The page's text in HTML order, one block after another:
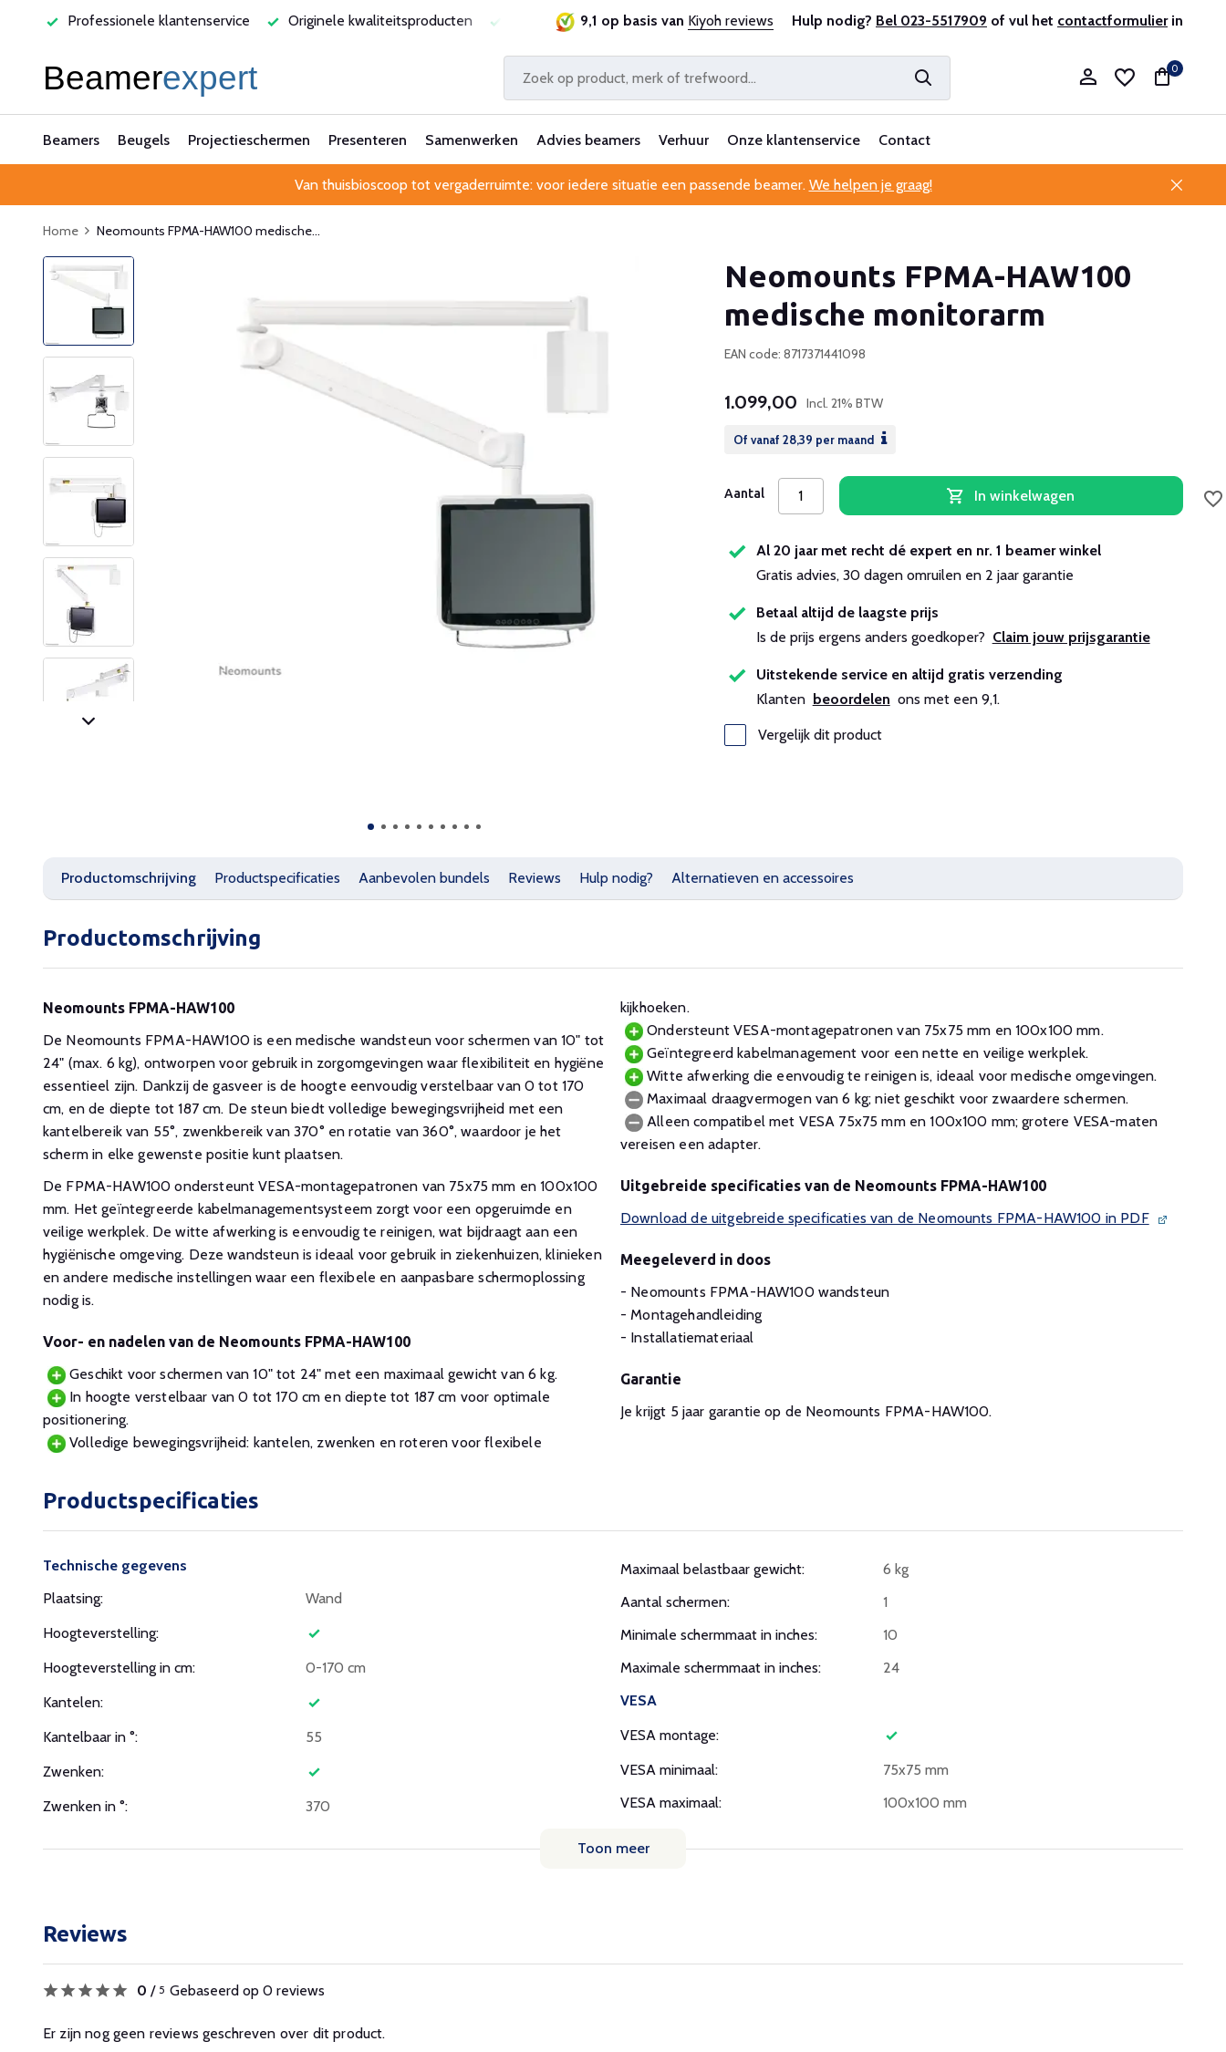
Professionele klantenservice Originele kwaliteitsproducten Laagste prijsgarantie Al 25 jaar betrouwbaar en ervaren Professionele klantenservice
9,1 op basis van Kiyoh reviews Hulp nodig? Bel 023-5517909 of vul het contactformulierin
Account aanmaken
0
Beamers Beugels Projectieschermen Presenteren Samenwerken Advies beamers Verhuur Onze klantenservice Contact
Van thuisbioscoop tot vergaderruimte: voor iedere situatie een passende beamer. We helpen je graag!
Home Neomounts FPMA-HAW100 medische...
Neomounts FPMA-HAW100
medische monitorarm
EAN code: 8717371441098
1.099,00 Incl. 21% BTW
Of vanaf 28,39 per maand
Aantal In winkelwagen
Al 20 jaar met recht dé expert en nr. 1 beamer winkel
Gratis advies, 30 dagen omruilen en 2 jaar garantie
Betaal altijd de laagste prijs
Is de prijs ergens anders goedkoper? Claim jouw prijsgarantie
Uitstekende service en altijd gratis verzending
Klanten beoordelen ons met een 9,1.
Vergelijk dit product
Productomschrijving Productspecificaties Aanbevolen bundels Reviews Hulp nodig? Alternatieven en accessoires
Productomschrijving
Neomounts FPMA-HAW100
De Neomounts FPMA-HAW100 is een medische wandsteun voor schermen van 10" tot
24" (max. 6 kg), ontworpen voor gebruik in zorgomgevingen waar flexibiliteit en hygiëne
essentieel zijn. Dankzij de gasveer is de hoogte eenvoudig verstelbaar van 0 tot 170
cm, en de diepte tot 187 cm. De steun biedt volledige bewegingsvrijheid met een
kantelbereik van 55°, zwenkbereik van 370° en rotatie van 360°, waardoor je het
scherm in elke gewenste positie kunt plaatsen.
De FPMA-HAW100 ondersteunt VESA-montagepatronen van 75x75 mm en 100x100
mm. Het geïntegreerde kabelmanagementsysteem zorgt voor een opgeruimde en
veilige werkplek. De witte afwerking is eenvoudig te reinigen, wat bijdraagt aan een
hygiënische omgeving. Deze wandsteun is ideaal voor gebruik in ziekenhuizen, klinieken
en andere medische instellingen waar een flexibele en aanpasbare schermoplossing
nodig is.
Voor- en nadelen van de Neomounts FPMA-HAW100
Geschikt voor schermen van 10" tot 24" met een maximaal gewicht van 6 kg.
In hoogte verstelbaar van 0 tot 170 cm en diepte tot 187 cm voor optimale
positionering.
Volledige bewegingsvrijheid: kantelen, zwenken en roteren voor flexibele
kijkhoeken.
Ondersteunt VESA-montagepatronen van 75x75 mm en 100x100 mm.
Geïntegreerd kabelmanagement voor een nette en veilige werkplek.
Witte afwerking die eenvoudig te reinigen is, ideaal voor medische omgevingen.
Maximaal draagvermogen van 6 kg; niet geschikt voor zwaardere schermen.
Alleen compatibel met VESA 75x75 mm en 100x100 mm; grotere VESA-maten
vereisen een adapter.
Uitgebreide specificaties van de Neomounts FPMA-HAW100
Download de uitgebreide specificaties van de Neomounts FPMA-HAW100 in PDF
Meegeleverd in doos
- Neomounts FPMA-HAW100 wandsteun
- Montagehandleiding
- Installatiemateriaal
Garantie
Je krijgt 5 jaar garantie op de Neomounts FPMA-HAW100.
Productspecificaties
Technische gegevens
Plaatsing:
Wand
Hoogteverstelling:
Hoogteverstelling in cm:
0-170 cm
Kantelen:
Kantelbaar in °:
55
Zwenken:
Zwenken in °:
370
Maximaal belastbaar gewicht:
6 kg
Aantal schermen:
1
Minimale schermmaat in inches:
10
Maximale schermmaat in inches:
24
VESA
VESA montage:
VESA minimaal:
75x75 mm
VESA maximaal:
100x100 mm
Toon meer
Reviews
0 / 5 Gebaseerd op 0 reviews
Er zijn nog geen reviews geschreven over dit product.